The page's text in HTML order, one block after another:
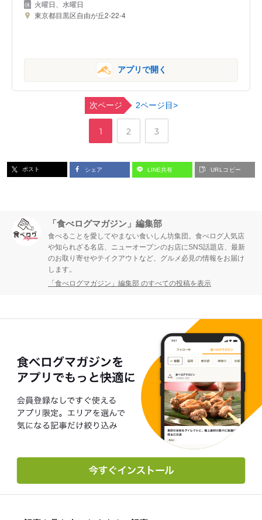
火曜日、水曜日
東京都目黒区自由が丘2-22-4
アプリで開く
次ページ 2ページ目>
ペ
ジ
1
,
ペ
ジ
2
,
ペ
ジ
3
ポスト シェア LINE共有 URLコピー
「食べログマガジン」編集部
食べることを愛してやまない食いしん坊集団。食べログ人気店
や知られざる名店、ニューオープンのお店にSNS話題店、最新
のお取り寄せやテイクアウトなど、グルメ必見の情報をお届け
します。
「食べログマガジン」編集部 のすべての投稿を表示